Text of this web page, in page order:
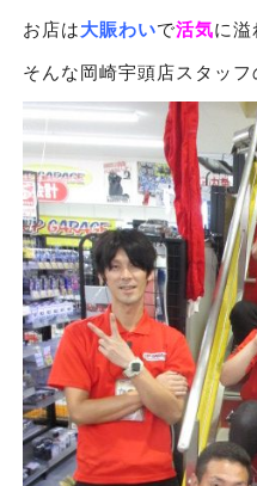
お店は大賑わいで活気に
そんな岡崎宇頭店スタッ